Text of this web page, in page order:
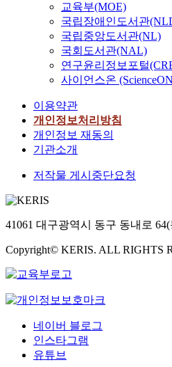
교육부(MOE)
국립장애인도서관
국립중앙도서관(NL)
국회도서관(NAL)
연구윤리정보포털
사이언스온
이용약관
개인정보처리방침
개인정보 재동의
기관소개
저작물 게시중단요청
41061 대구광역시 동구 동내로
Copyright© KERIS. ALL RIGHTS
네이버 블로그
인스타그램
유튜브